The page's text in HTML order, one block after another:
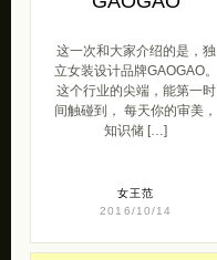
这一次和大家介绍的是，独
立女装设计品牌GAOGAO。
这个行业的尖端，能第一时
间触碰到， 每天你的审美，
知识储 […]
女王范
2016/10/14